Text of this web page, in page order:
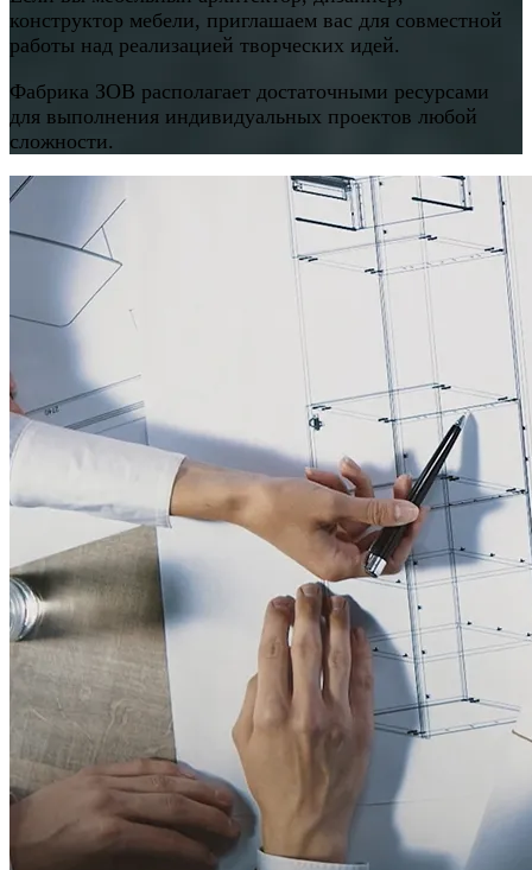
конструктор мебели, приглашаем вас для совместной
работы над реализацией творческих идей.
Фабрика ЗОВ располагает достаточными ресурсами
для выполнения индивидуальных проектов любой
сложности.